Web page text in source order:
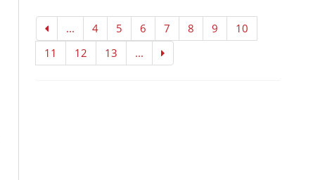
... 4 5 6 7 8 9
10
11
12 13 ...